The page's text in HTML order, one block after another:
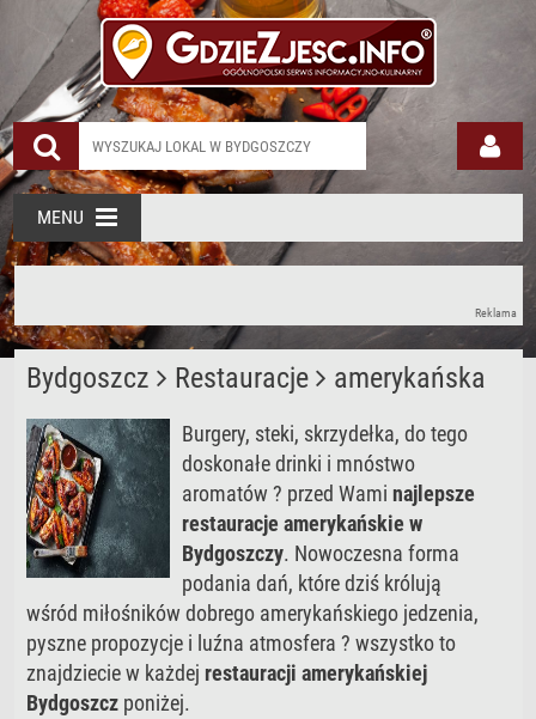
MENU
Reklama
Bydgoszcz Restauracje amerykańska
Burgery, steki, skrzydełka, do tego
doskonałe drinki i mnóstwo
aromatów ? przed Waminajlepsze
restauracje amerykańskie w
Bydgoszczy. Nowoczesna forma
podania dań, które dziś królują
wśród miłośników dobrego amerykańskiego jedzenia,
pyszne propozycje i luźna atmosfera ? wszystko to
znajdziecie w każdej restauracji amerykańskiej
Bydgoszcz poniżej.